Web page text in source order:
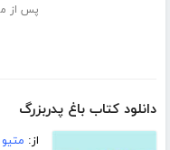
پس از
دانلود کتاب باغ پدربزرگ
از: